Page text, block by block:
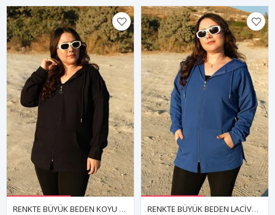
RENKTE BÜYÜK BEDEN KOYU LACİVERT CEKET RENKTE BÜYÜK BEDEN LACİVERT CEKET